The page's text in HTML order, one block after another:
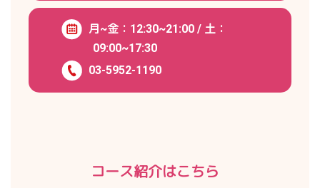
月~金：12:30~21:00 / 土：
09:00~17:30
03-5952-1190
コース紹介はこちら